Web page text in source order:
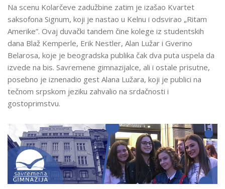
Na scenu Kolarčeve zadužbine zatim je izašao Kvartet
saksofona Signum, koji je nastao u Kelnu i odsvirao „Ritam
Amerike”. Ovaj duvački tandem čine kolege iz studentskih
dana Blaž Kemperle, Erik Nestler, Alan Lužar i Gverino
Belarosa, koje je beogradska publika čak dva puta uspela da
izvede na bis. Savremene gimnazijalce, ali i ostale prisutne,
posebno je iznenadio gest Alana Lužara, koji je publici na
tečnom srpskom jeziku zahvalio na srdačnosti i
gostoprimstvu.